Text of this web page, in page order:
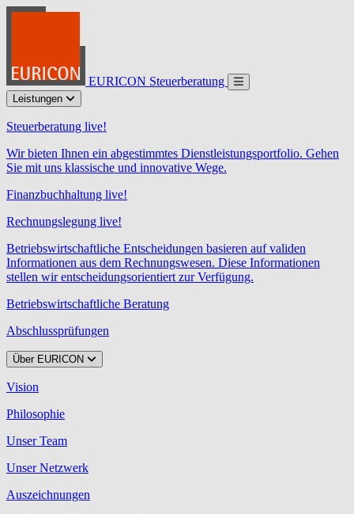
EURICON Steuerberatung
Leistungen
Steuerberatung live!
Wir bieten Ihnen ein abgestimmtes Dienstleistungsportfolio. Gehen
Sie mit uns klassische und innovative Wege.
Finanzbuchhaltung live!
Rechnungslegung live!
Betriebswirtschaftliche Entscheidungen basieren auf validen
Informationen aus dem Rechnungswesen. Diese Informationen
stellen wir entscheidungsorientiert zur Verfügung.
Betriebswirtschaftliche Beratung
Abschlussprüfungen
Über EURICON
Vision
Philosophie
Unser Team
Unser Netzwerk
Auszeichnungen